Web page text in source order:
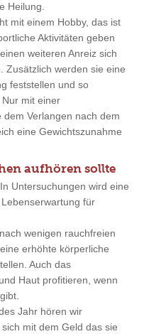
Heilung.
mit einem Hobby, das ist
Aktivitäten geben
weiteren Anreiz sich
Zusätzlich werden sie eine
feststellen und so
mit einer
Verlangen nach dem
eine Gewichtszunahme
aufhören sollte
Untersuchungen wird eine
für
wenigen rauchfreien
erhöhte körperliche
Auch das
Haut profitieren, wenn
Jahr hören wir
mit dem Geld das sie